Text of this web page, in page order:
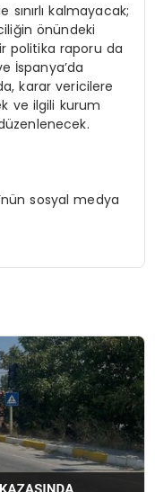
kalmayacak;
önündeki
politika raporu da
İspanya’da
karar vericilere
ve ilgili kurum
sosyal medya